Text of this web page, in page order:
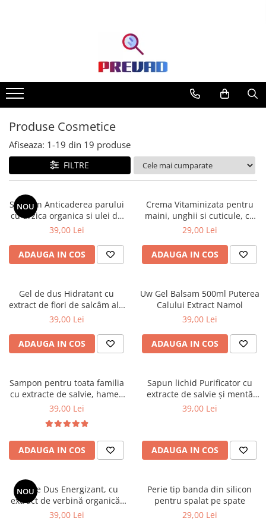
Produse cu transport gratuit –
livrare rapidă și fără costuri
Casa & Gradina
Home & Deco
Produse Cosmetice
Produse Cosmetice
Afiseaza: 1-19 din 19 produse
FILTRE
NOU
Sampon Anticaderea parului
cu urzica organica si ulei de
ricin Cosmeplant, 1000 ml
39,00 Lei
ADAUGA IN COS
Crema Vitaminizata pentru
maini, unghii si cuticule, cu
extracte de fructe de padure
29,00 Lei
ADAUGA IN COS
Gel de dus Hidratant cu
extract de flori de salcâm alb
organic Cosmeplant, 1000 ml
39,00 Lei
ADAUGA IN COS
Uw Gel Balsam 500ml Puterea
Calului Extract Namol
39,00 Lei
ADAUGA IN COS
Sampon pentru toata familia
cu extracte de salvie, hamei,
nuca, romanita, lavanda,
Cosmeplant, 1000 ml
39,00 Lei
ADAUGA IN COS
Sapun lichid Purificator cu
extracte de salvie și mentă
organice, 1000 ml
39,00 Lei
ADAUGA IN COS
NOU
Gel de Dus Energizant, cu
extract de verbină organică,
1000 ml
39,00 Lei
Perie tip banda din silicon
pentru spalat pe spate
29,00 Lei